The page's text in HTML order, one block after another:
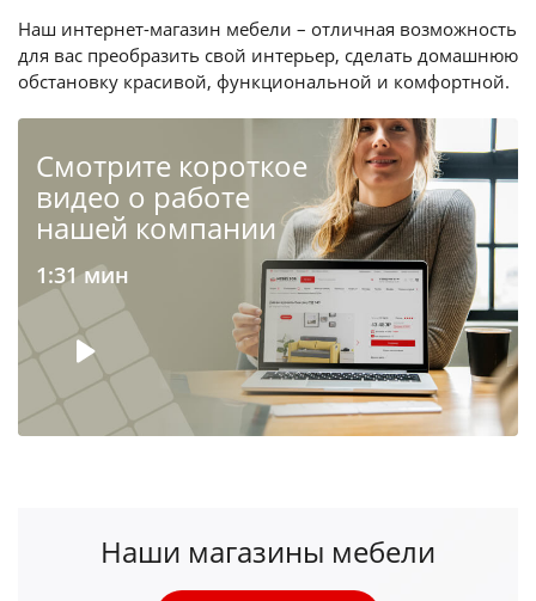
Наш интернет-магазин мебели – отличная возможность
для вас преобразить свой интерьер, сделать домашнюю
обстановку красивой, функциональной и комфортной.
Cмотрите короткое
видео о работе
нашей компании
1:31 мин
Наши магазины мебели